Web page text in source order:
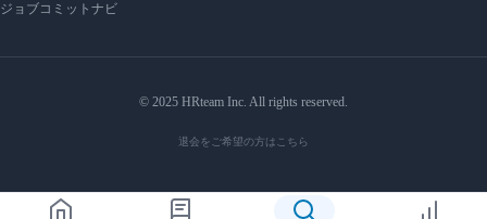
ジョブコミットナビ
© 2025 HRteam Inc. All rights reserved.
退会をご希望の方はこちら